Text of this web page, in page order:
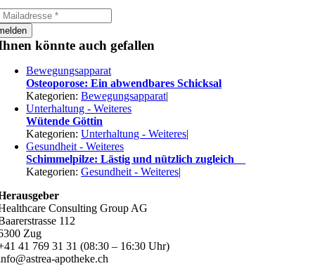
könnte auch gefallen
Bewegungsapparat
Osteoporose: Ein abwendbares Schicksal
Kategorien:Bewegungsapparat|
Unterhaltung - Weiteres
Wütende Göttin
Kategorien:Unterhaltung - Weiteres|
Gesundheit - Weiteres
Schimmelpilze: Lästig und nützlich zugleich
Kategorien:Gesundheit - Weiteres|
Consulting Group AG
112
Zug
41 769 31 31 (08:30 – 16:30 Uhr)
apotheke.ch